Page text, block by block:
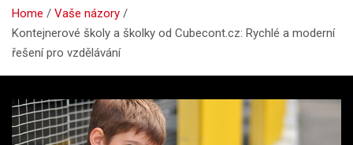
Home
Vaše názory
Kontejnerové školy a školky od Cubecont.cz: Rychlé a moderní
řešení pro vzdělávání